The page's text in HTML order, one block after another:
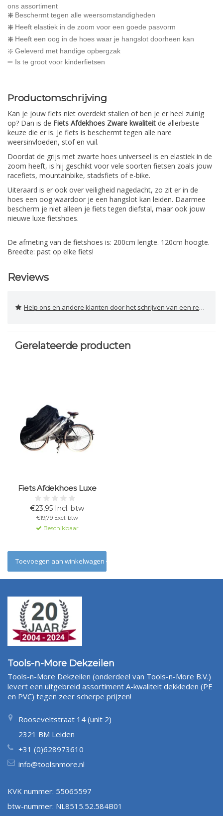
ons assortiment
❇️Beschermt tegen alle weersomstandigheden
❇️Heeft elastiek in de zoom voor een goede pasvorm
❇️Heeft een oog in de hoes waar je hangslot doorheen kan
❇️ Geleverd met handige opbergzak
➖ Is te groot voor kinderfietsen
Productomschrijving
Kan je jouw fiets niet overdekt stallen of ben je er heel zuinig
op? Dan is de Fiets Afdekhoes Zware kwaliteit de allerbeste
keuze die er is. Je fiets is beschermt tegen alle nare
weersinvloeden, stof en vuil.
Doordat de grijs met zwarte hoes universeel is en elastiek in de
zoom heeft, is hij geschikt voor vele soorten fietsen zoals jouw
racefiets, mountainbike, stadsfiets of e-bike.
Uiteraard is er ook over veiligheid nagedacht, zo zit er in de
hoes een oog waardoor je een hangslot kan leiden. Daarmee
bescherm je niet alleen je fiets tegen diefstal, maar ook jouw
nieuwe luxe fietshoes.
De afmeting van de fietshoes is: 200cm lengte. 120cm hoogte.
Breedte: past op elke fiets!
Reviews
Help ons en andere klanten door het schrijven van een review
Gerelateerde producten
Fiets Afdekhoes Luxe
€23,95 Incl. btw
€19,79 Excl. btw
Beschikbaar
Toevoegen aan winkelwagen
Tools-n-More Dekzeilen
Tools-n-More Dekzeilen (onderdeel van Tools-n-More B.V.)
levert een uitgebreid assortiment A-kwaliteit dekkleden (PE
en PVC) tegen zeer scherpe prijzen!
Rooseveltstraat 14 (unit 2)
2321 BM Leiden
+31 (0)628973610
info@toolsnmore.nl
KVK nummer: 55065597
btw-nummer: NL8515.52.584B01